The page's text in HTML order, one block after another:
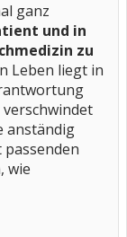
ganz
und in
zu
Leben liegt in
anständig
wie